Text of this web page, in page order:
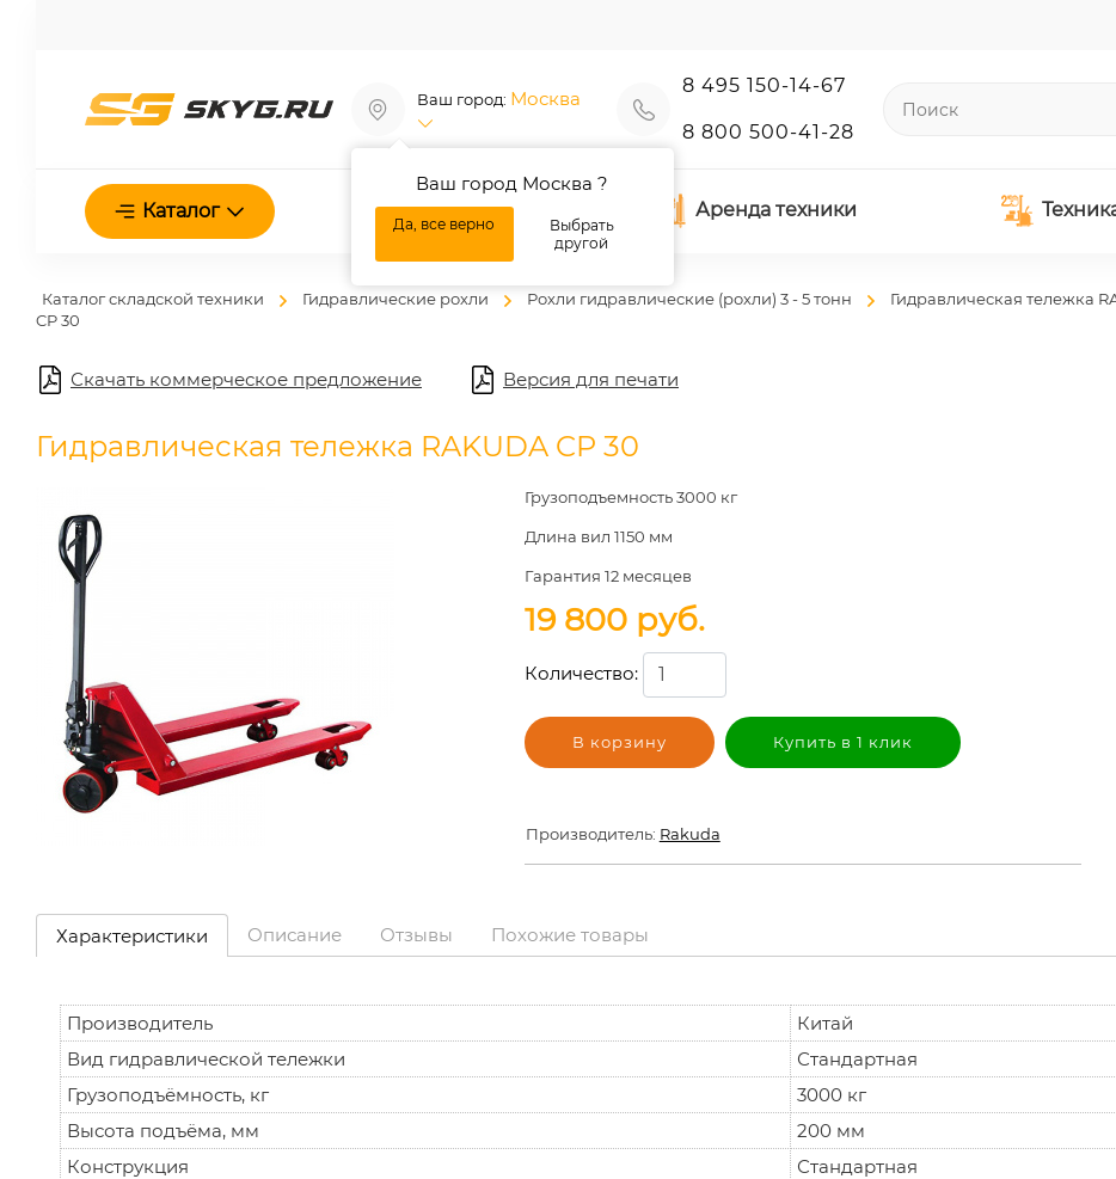
Ваш город: Москва
Ваш город Москва ?
Да, все верно
Выбрать
другой
8 495 150-14-67
8 800 500-41-28
Каталог О нас Аренда техники
Каталог складской техники Гидравлические рохли Рохли гидравлические (рохли) 3 - 5 тонн
Гидравлическая тележка
CP 30
Скачать коммерческое предложение Версия для печати
Гидравлическая тележка RAKUDA CP 30
Грузоподъемность 3000 кг
Длина вил 1150 мм
Гарантия 12 месяцев
19 800руб.
Количество:
В корзину Купить в 1 клик
Производитель: Rakuda
Характеристики Описание Отзывы Похожие товары
Производитель
Китай
Вид гидравлической тележки
Стандартная
Грузоподъёмность, кг
3000 кг
Высота подъёма, мм
200 мм
Конструкция
Стандартная